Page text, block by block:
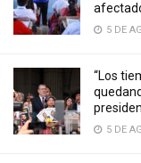
5 DE
“Los
5 DE